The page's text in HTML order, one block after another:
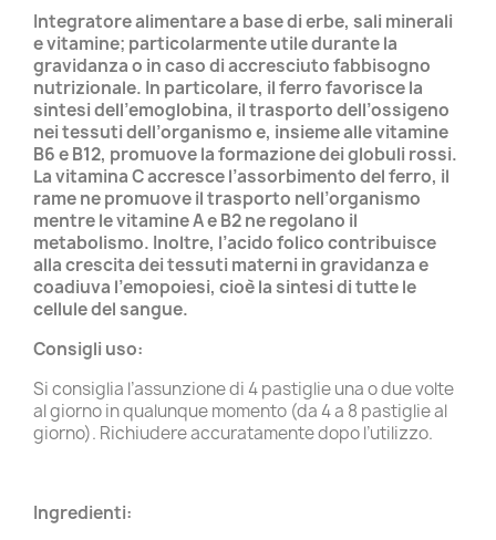
Integratore alimentare a base di erbe, sali minerali
e vitamine; particolarmente utile durante la
gravidanza o in caso di accresciuto fabbisogno
nutrizionale. In particolare, il ferro favorisce la
sintesi dell’emoglobina, il trasporto dell’ossigeno
nei tessuti dell’organismo e, insieme alle vitamine
B6 e B12, promuove la formazione dei globuli rossi.
La vitamina C accresce l’assorbimento del ferro, il
rame ne promuove il trasporto nell’organismo
mentre le vitamine A e B2 ne regolano il
metabolismo. Inoltre, l’acido folico contribuisce
alla crescita dei tessuti materni in gravidanza e
coadiuva l’emopoiesi, cioè la sintesi di tutte le
cellule del sangue.
Consigli uso:
Si consiglia l’assunzione di 4 pastiglie una o due volte
al giorno in qualunque momento (da 4 a 8 pastiglie al
giorno). Richiudere accuratamente dopo l’utilizzo.
Ingredienti: